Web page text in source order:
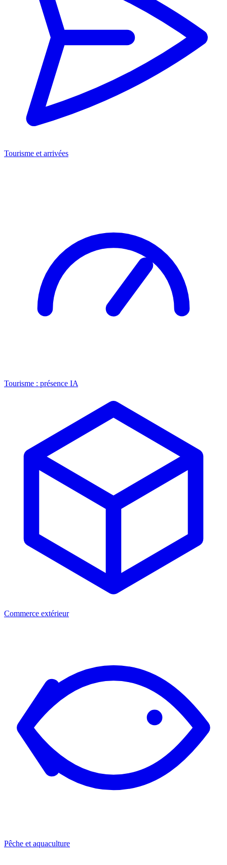
Tourisme et arrivées
Tourisme : présence IA
Commerce extérieur
Pêche et aquaculture